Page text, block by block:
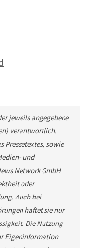
jeweils angegebene
verantwortlich.
Pressetextes, sowie
und
Network GmbH
oder
Auch bei
haftet sie nur
Die Nutzung
Eigeninformation